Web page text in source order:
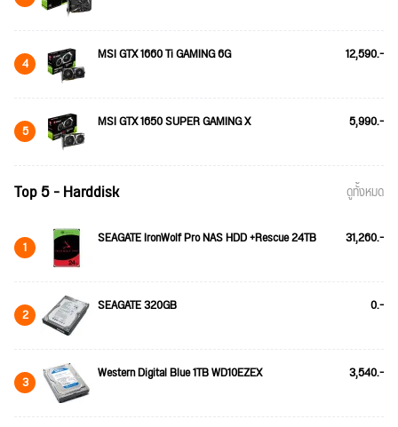
4 MSI GTX 1660 Ti GAMING 6G 12,590.-
5 MSI GTX 1650 SUPER GAMING X 5,990.-
Top 5 - Harddisk ดูทั้งหมด
1 SEAGATE IronWolf Pro NAS HDD +Rescue 24TB 31,260.-
2 SEAGATE 320GB 0.-
3 Western Digital Blue 1TB WD10EZEX 3,540.-